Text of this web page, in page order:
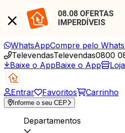
08.08 OFERTAS
IMPERDÍVEIS
WhatsAppCompre pelo
TelevendasTelevendas0800
Baixe o AppBaixe o App
Entrar Favoritos Carrinho
Informe o seu CEP
Departamentos